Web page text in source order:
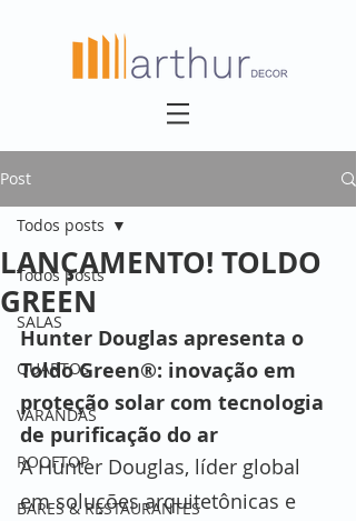
Post
Todos posts
SALAS
QUARTOS
VARANDAS
ROOFTOP
BARES & RESTAURANTES
Todos posts
LANÇAMENTO! TOLDO
GREEN
Hunter Douglas apresenta o
Toldo Green®: inovação em
proteção solar com tecnologia
de purificação do ar
A Hunter Douglas, líder global
em soluções arquitetônicas e